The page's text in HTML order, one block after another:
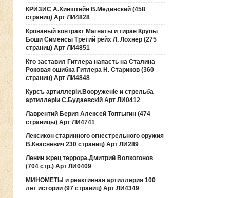
КРИЗИС А.Хинштейн В.Мединский (458
страниц) Арт ЛИ4828
Кровавый контракт Магнаты и тиран Крупы
Боши Сименсы Третий рейх Л. Лохнер (275
страниц) Арт ЛИ4851
Кто заставил Гитлера напасть на Сталина
Роковая ошибка Гитлера Н. Стариков (360
страниц) Арт ЛИ4848
Курсъ артиллерiи.Вооруженiе и стрельба
артиллерiи С.Будаевскiй Арт ЛИ0412
Лаврентий Берия Алексей Топтыгин (474
страницы) Арт ЛИ4741
Лексикон старинного огнестрельного оружия
В.Квасневич 230 страниц) Арт ЛИ289
Ленин жрец террора.Дмитрий Волкогонов
(704 стр.) Арт ЛИ0409
МИНОМЕТЫ и реактивная артиллерия 100
лет истории (97 страниц) Арт ЛИ4349